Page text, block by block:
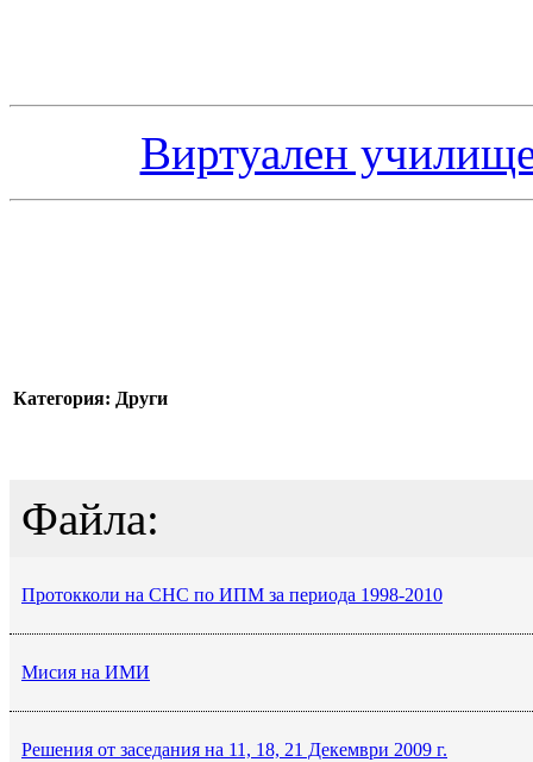
Виртуален
Категория: Други
Файла:
Протокколи на СНС по ИПМ за периода 1998-2010
Мисия на ИМИ
Решения от заседания на 11, 18, 21 Декември 2009 г.